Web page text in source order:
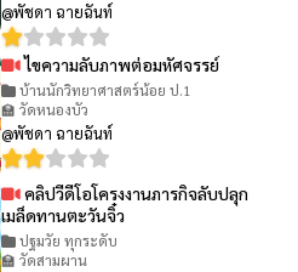
@พัชดา ฉายฉันท์
ไขความลับภาพต่อมหัศจรรย์
บ้านนักวิทยาศาสตร์น้อย ป.1
🏫 วัดหนองบัว
@พัชดา ฉายฉันท์
คลิปวีดีโอโครงงานภารกิจลับปลุก
เมล็ดทานตะวันจิ๋ว
ปฐมวัย ทุกระดับ
🏫 วัดสามผาน